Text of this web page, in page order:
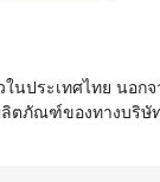
ในประเทศไทย นอก
ลิตภัณฑ์ของทางบริษั